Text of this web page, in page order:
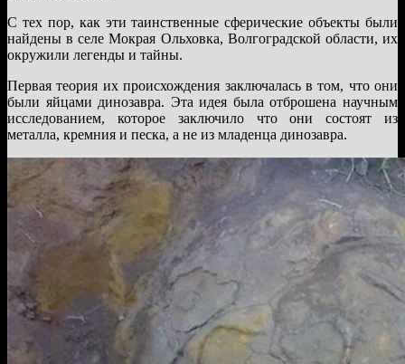
С тех пор, как эти таинственные сферические объекты были
найдены в селе Мокрая Ольховка, Волгоградской области, их
окружили легенды и тайны.
Первая теория их происхождения заключалась в том, что они
были яйцами динозавра. Эта идея была отброшена научным
исследованием, которое заключило что они состоят из
металла, кремния и песка, а не из младенца динозавра.